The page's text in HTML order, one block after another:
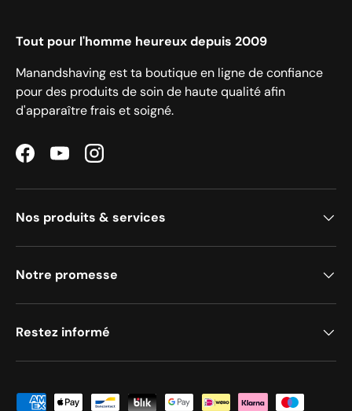
Tout pour l'homme heureux depuis 2009
Manandshaving est ta boutique en ligne de confiance
pour des produits de soin de haute qualité afin
d'apparaître frais et soigné.
FacebookYouTubeInstagram
Nos produits & services
Notre promesse
Restez informé
Méthodes de paiement acceptées